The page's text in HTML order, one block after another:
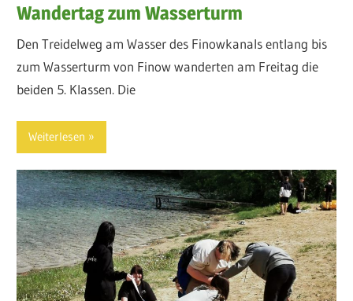
Wandertag zum Wasserturm
Den Treidelweg am Wasser des Finowkanals entlang bis
zum Wasserturm von Finow wanderten am Freitag die
beiden 5. Klassen. Die
Weiterlesen